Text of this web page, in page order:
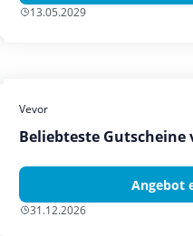
13.05.2029
Vevor
Beliebteste Gutscheine
Angebot
31.12.2026